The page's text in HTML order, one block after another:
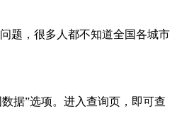
题，很多人都不知道全国各城市
据”选项。进入查询页，即可查